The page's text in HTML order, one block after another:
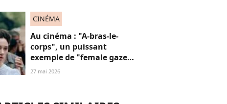
CINÉMA
Au cinéma : "A-bras-le-
corps", un puissant
exemple de "female gaze"
à voir à tout prix
27 mai 2026